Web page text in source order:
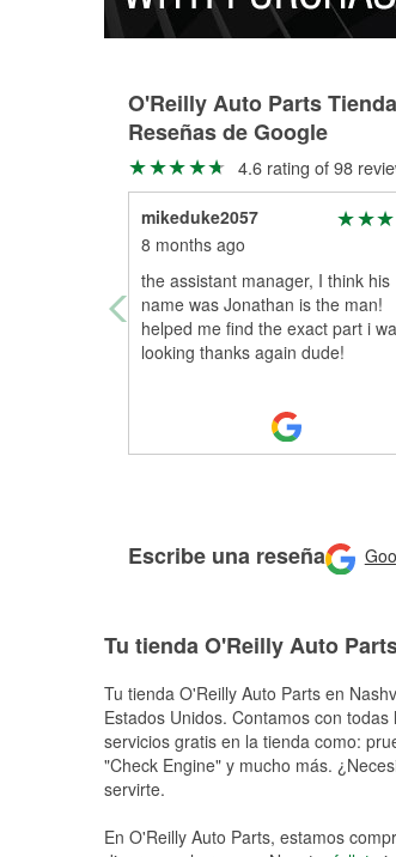
O'Reilly Auto Parts
Reseñas de Google
4.6 rating of 98
mikeduke2057
8 months ago
the assistant manager, I think his
name was Jonathan is the man!
helped me find the exact part i
looking thanks again dude!
Escribe una reseña
Tu tienda O'Reilly Auto
Tu tienda O'Reilly Auto Parts en
Estados Unidos. Contamos con
servicios gratis en la tienda como:
"Check Engine" y mucho más.
servirte.
En O'Reilly Auto Parts, estamos